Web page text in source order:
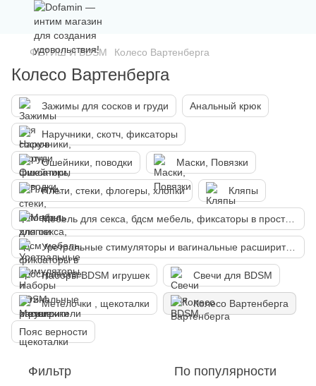
ФЕТИШ И BDSM Колесо Вартенберга
Колесо Вартенберга
Зажимы для сосков и груди Анальный крюк
Наручники, скотч, фиксаторы
Ошейники, поводки Маски, Повязки
Плети, стеки, флогеры, хлопки Кляпы
Мебель для секса, бдсм мебель, фиксаторы в пространстве.
Уретральные стимуляторы и вагинальные расширители
Наборы BDSM игрушек Свечи для BDSM
Метелочки , щекоталки Колесо Вартенберга
Пояс верности
Фильтр По популярности